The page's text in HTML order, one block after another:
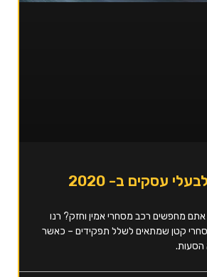
עסקים ב- 2020
מחפשים רכב מסחרי אמין וחזק? רנו
קטן שמתאים לשלל תפקידים – כאשר
הסעות.